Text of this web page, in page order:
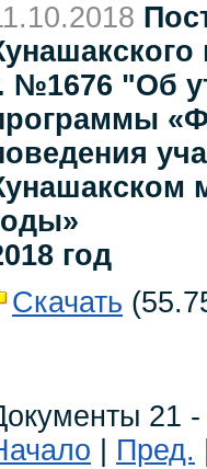
№1676 "Об
год
Скачать
21 -
Пред.